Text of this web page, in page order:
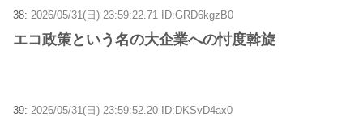
38: 2026/05/31(日) 23:59:22.71 ID:GRD6kgzB0
エコ政策という名の大企業への忖度斡旋
39: 2026/05/31(日) 23:59:52.20 ID:DKSvD4ax0